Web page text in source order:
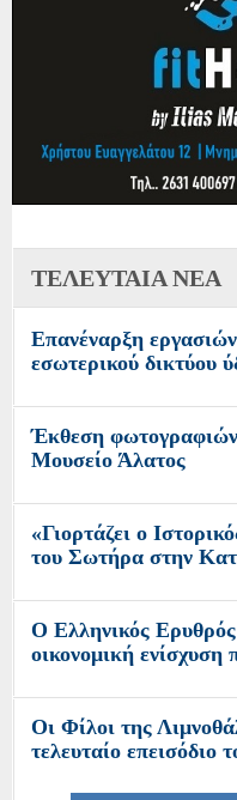
ΤΕΛΕΥΤΑΙΑ ΝΕΑ
Επανέναρξη
εσωτερικού δικτύου
Έκθεση
Μουσείο Άλατος
«Γιορτάζει ο
του Σωτήρα στην
O Ελληνικός
οικονομική
Οι Φίλοι της
τελευταίο επεισόδιο